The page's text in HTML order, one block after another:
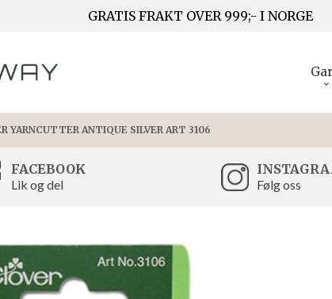
GRATIS FRAKT OVER 999;- I NORGE
YARNCUTTER ANTIQUE SILVER ART 3106
FACEBOOK
Lik og del Følg oss